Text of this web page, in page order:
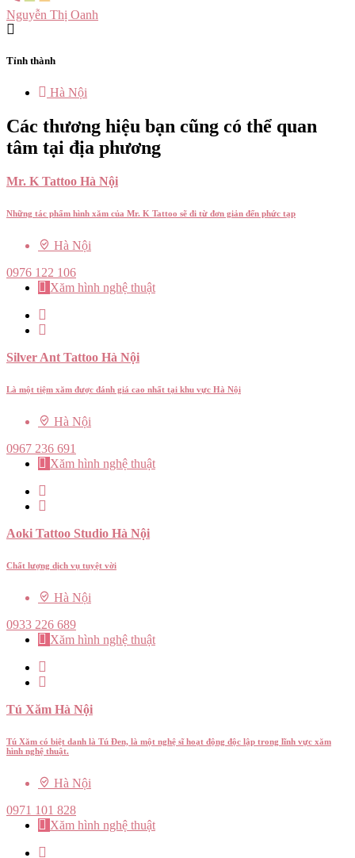
Nguyễn Thị Oanh
Tỉnh thành
Hà Nội
Các thương hiệu bạn cũng có thể quan
tâm tại địa phương
Mr. K Tattoo Hà Nội
Những tác phẩm hình xăm của Mr. K Tattoo sẽ đi từ đơn giản đến phức tạp
Hà Nội
0976 122 106
Xăm hình nghệ thuật
Silver Ant Tattoo Hà Nội
Là một tiệm xăm được đánh giá cao nhất tại khu vực Hà Nội
Hà Nội
0967 236 691
Xăm hình nghệ thuật
Aoki Tattoo Studio Hà Nội
Chất lượng dịch vụ tuyệt vời
Hà Nội
0933 226 689
Xăm hình nghệ thuật
Tú Xăm Hà Nội
Tú Xăm có biệt danh là Tú Đen, là một nghệ sĩ hoạt động độc lập trong lĩnh vực xăm
hình nghệ thuật.
Hà Nội
0971 101 828
Xăm hình nghệ thuật